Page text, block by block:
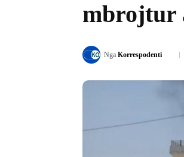
mbrojtur
Nga Korrespodenti